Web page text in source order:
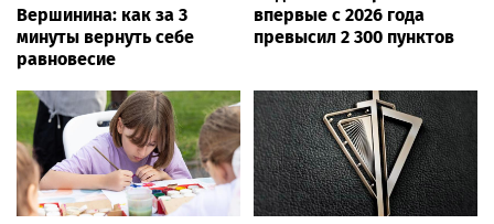
Вершинина: как за 3
минуты вернуть себе
равновесие
впервые с 2026 года
превысил 2 300 пунктов